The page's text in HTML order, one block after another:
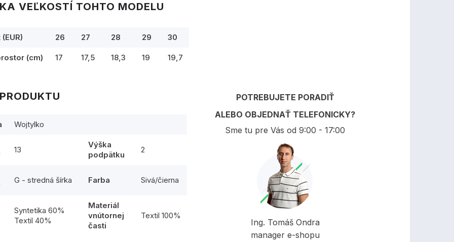
VEĽKOSTÍ TOHTO MODELU
26 27 28 29 30
(cm) 17 17,5 18,3 19 19,7
Wojtylko
13
Výška
podpätku
2
G - stredná šírka Farba Sivá/čierna
Syntetika 60%
Textil 40%
Materiál
vnútornej
časti
Textil 100%
POTREBUJETE PORADIŤ
ALEBO OBJEDNAŤ TELEFONICKY?
Sme tu pre Vás od 9:00 - 17:00
Ing. Tomáš Ondra
manager e-shopu